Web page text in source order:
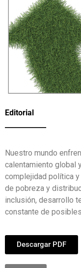
Editorial
Nuestro mundo
calentamiento global
complejidad política
de pobreza y
inclusión, desarrollo
constante de
Descargar PDF